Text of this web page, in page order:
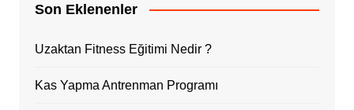
Son Eklenenler
Uzaktan Fitness Eğitimi Nedir ?
Kas Yapma Antrenman Programı